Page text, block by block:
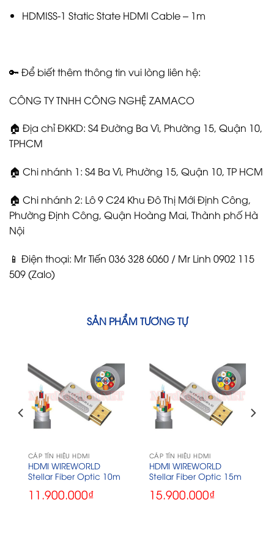
HDMISS-1 Static State HDMI Cable – 1m
🔑 Để biết thêm thông tin vui lòng liên hệ:
CÔNG TY TNHH CÔNG NGHỆ ZAMACO
🏠 Địa chỉ ĐKKD: S4 Đường Ba Vì, Phường 15, Quận 10,
TPHCM
🏠 Chi nhánh 1: S4 Ba Vì, Phường 15, Quận 10, TP HCM
🏠 Chi nhánh 2: Lô 9 C24 Khu Đô Thị Mới Định Công,
Phường Định Công, Quận Hoàng Mai, Thành phố Hà
Nội
📱 Điện thoại: Mr Tiến 036 328 6060 / Mr Linh 0902 115
509 (Zalo)
SẢN PHẨM TƯƠNG TỰ
CÁP TÍN HIỆU HDMI
HDMI WIREWORLD
Stellar Fiber Optic 10m
11.900.000₫
CÁP TÍN HIỆU HDMI
HDMI WIREWORLD
Stellar Fiber Optic 15m
15.900.000₫